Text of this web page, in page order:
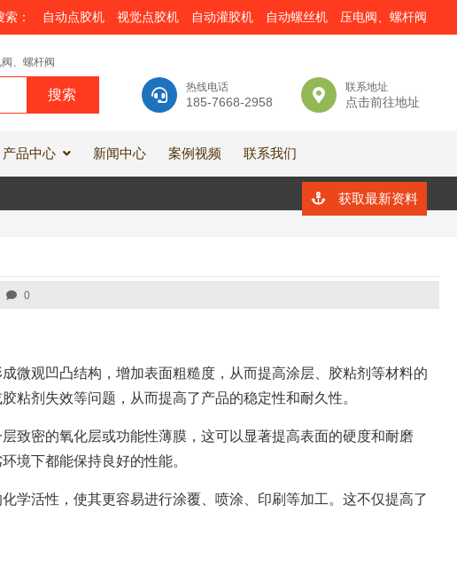
： 自动点胶机 视觉点胶机 自动灌胶机 自动螺丝机 压电阀、螺杆阀
热线电话
185-7668-2958
联系地址
点击前往地址
、螺杆阀
产品中心 新闻中心 案例视频 联系我们
获取最新资料
0
微观凹凸结构，增加表面粗糙度，从而提高涂层、胶粘剂等材料的
粘剂失效等问题，从而提高了产品的稳定性和耐久性。
致密的氧化层或功能性薄膜，这可以显著提高表面的硬度和耐磨
境下都能保持良好的性能。
学活性，使其更容易进行涂覆、喷涂、印刷等加工。这不仅提高了